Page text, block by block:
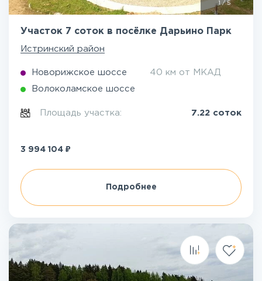
/5
Участок 7 соток в посёлке Дарьино Парк
Истринский район
Новорижское шоссе 40 км от МКАД
Волоколамское шоссе
Площадь участка: 7.22 соток
3 994 104 ₽
Подробнее